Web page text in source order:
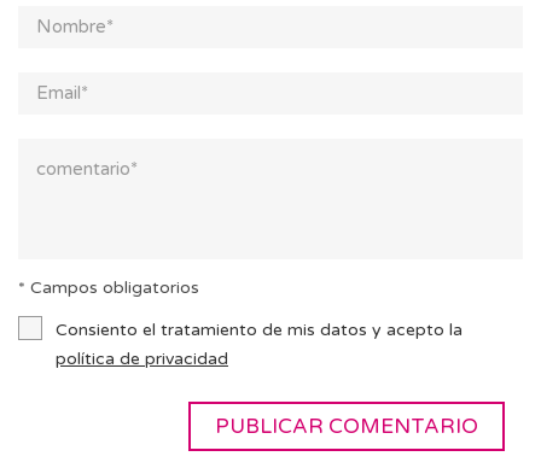
* Campos obligatorios
Consiento el tratamiento de mis datos y acepto la
política de privacidad